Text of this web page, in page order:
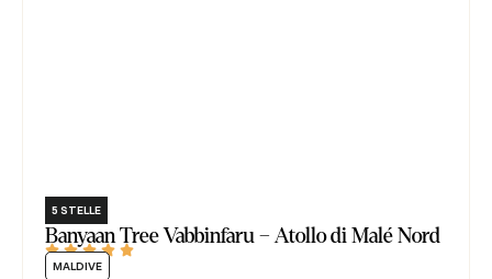
5 STELLE
Banyaan Tree Vabbinfaru – Atollo di Malé Nord
    
MALDIVE